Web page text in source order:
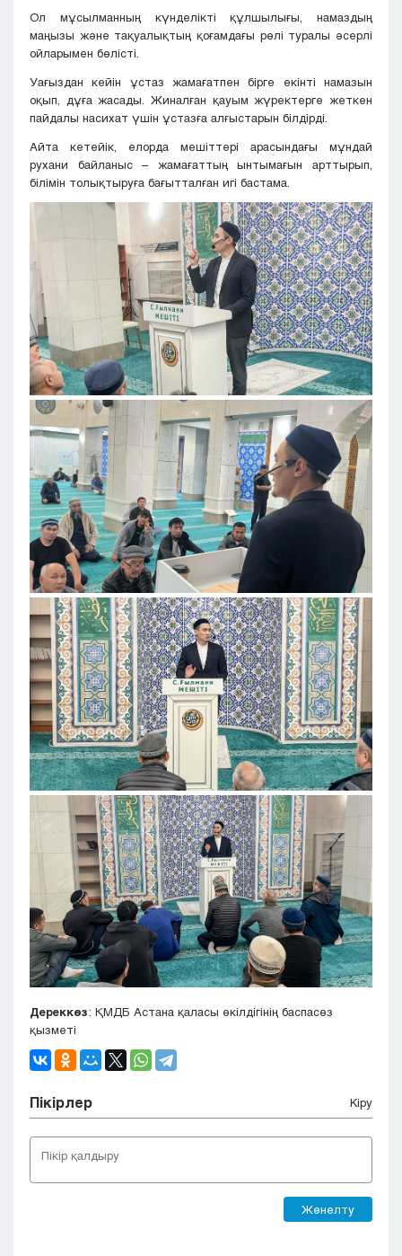
Ол мұсылманның күнделікті құлшылығы, намаздың
маңызы және тақуалықтың қоғамдағы рөлі туралы әсерлі
ойларымен бөлісті.
Уағыздан кейін ұстаз жамағатпен бірге екінті намазын
оқып, дұға жасады. Жиналған қауым жүректерге жеткен
пайдалы насихат үшін ұстазға алғыстарын білдірді.
Айта кетейік, елорда мешіттері арасындағы мұндай
рухани байланыс – жамағаттың ынтымағын арттырып,
білімін толықтыруға бағытталған игі бастама.
Дереккөз: ҚМДБ Астана қаласы өкілдігінің баспасөз
қызметі
Пікірлер Кіру
Жөнелту